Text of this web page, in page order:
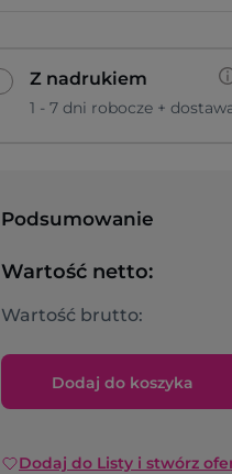
Z nadrukiem
1 - 7 dni robocze +
Podsumowanie
Wartość netto:
Wartość brutto:
Dodaj do koszyka
Dodaj do Listy i stwórz